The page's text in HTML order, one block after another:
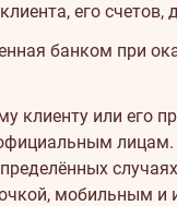
его счетов,
банком при
или его
лицам.
мобильным